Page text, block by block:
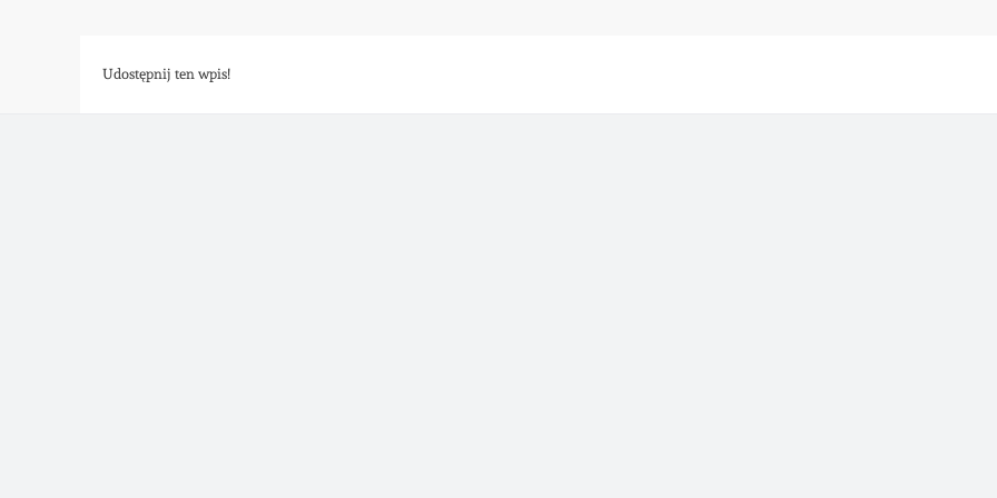
Udostępnij ten wpis!